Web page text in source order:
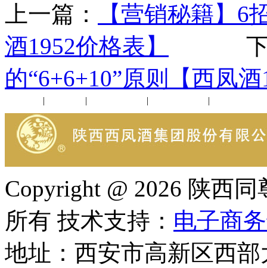
上一篇：
【营销秘籍】6
酒1952价格表】
下一
的“6+6+10”原则【西凤
| | | |
Copyright @ 2026 陕西
所有 技术支持： 电子商
地址：西安市高新区西